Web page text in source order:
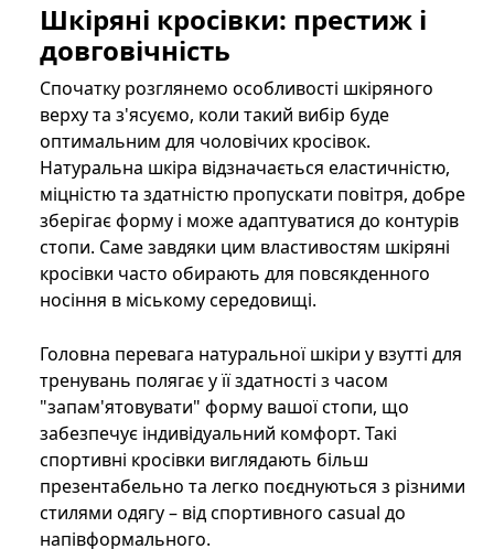
Шкіряні кросівки: престиж і
довговічність
Спочатку розглянемо особливості шкіряного
верху та з'ясуємо, коли такий вибір буде
оптимальним для чоловічих кросівок.
Натуральна шкіра відзначається еластичністю,
міцністю та здатністю пропускати повітря, добре
зберігає форму і може адаптуватися до контурів
стопи. Саме завдяки цим властивостям шкіряні
кросівки часто обирають для повсякденного
носіння в міському середовищі.
Головна перевага натуральної шкіри у взутті для
тренувань полягає у її здатності з часом
"запам'ятовувати" форму вашої стопи, що
забезпечує індивідуальний комфорт. Такі
спортивні кросівки виглядають більш
презентабельно та легко поєднуються з різними
стилями одягу – від спортивного casual до
напівформального.